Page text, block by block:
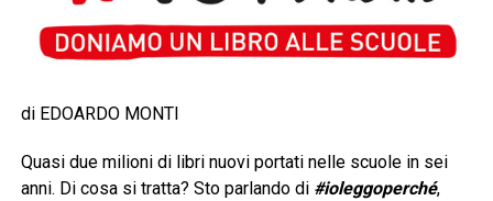
di EDOARDO MONTI
Quasi due milioni di libri nuovi portati nelle scuole in sei
anni. Di cosa si tratta? Sto parlando di #ioleggoperché,